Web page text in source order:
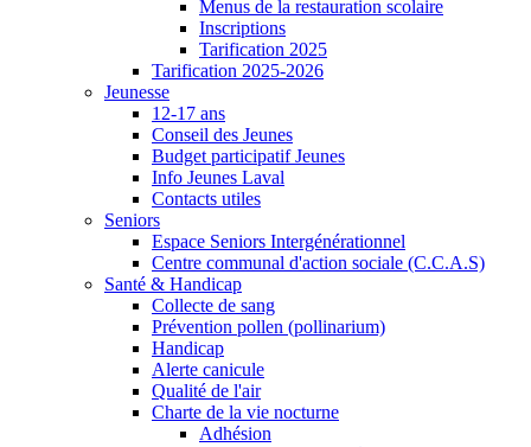
Menus de la restauration scolaire
Inscriptions
Tarification 2025
Tarification 2025-2026
Jeunesse
12-17 ans
Conseil des Jeunes
Budget participatif Jeunes
Info Jeunes Laval
Contacts utiles
Seniors
Espace Seniors Intergénérationnel
Centre communal d'action sociale (C.C.A.S)
Santé & Handicap
Collecte de sang
Prévention pollen (pollinarium)
Handicap
Alerte canicule
Qualité de l'air
Charte de la vie nocturne
Adhésion